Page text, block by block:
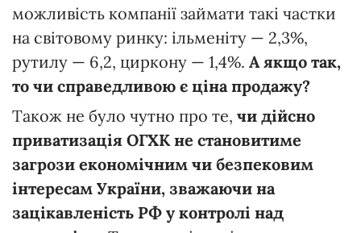
можливість компанії займати такі частки
на світовому ринку: ільменіту — 2,3%,
рутилу — 6,2, циркону — 1,4%. А якщо так,
то чи справедливою є ціна продажу?
Також не було чутно про те, чи дійсно
приватизація ОГХК не становитиме
загрози економічним чи безпековим
інтересам України, зважаючи на
зацікавленість РФ у контролі над